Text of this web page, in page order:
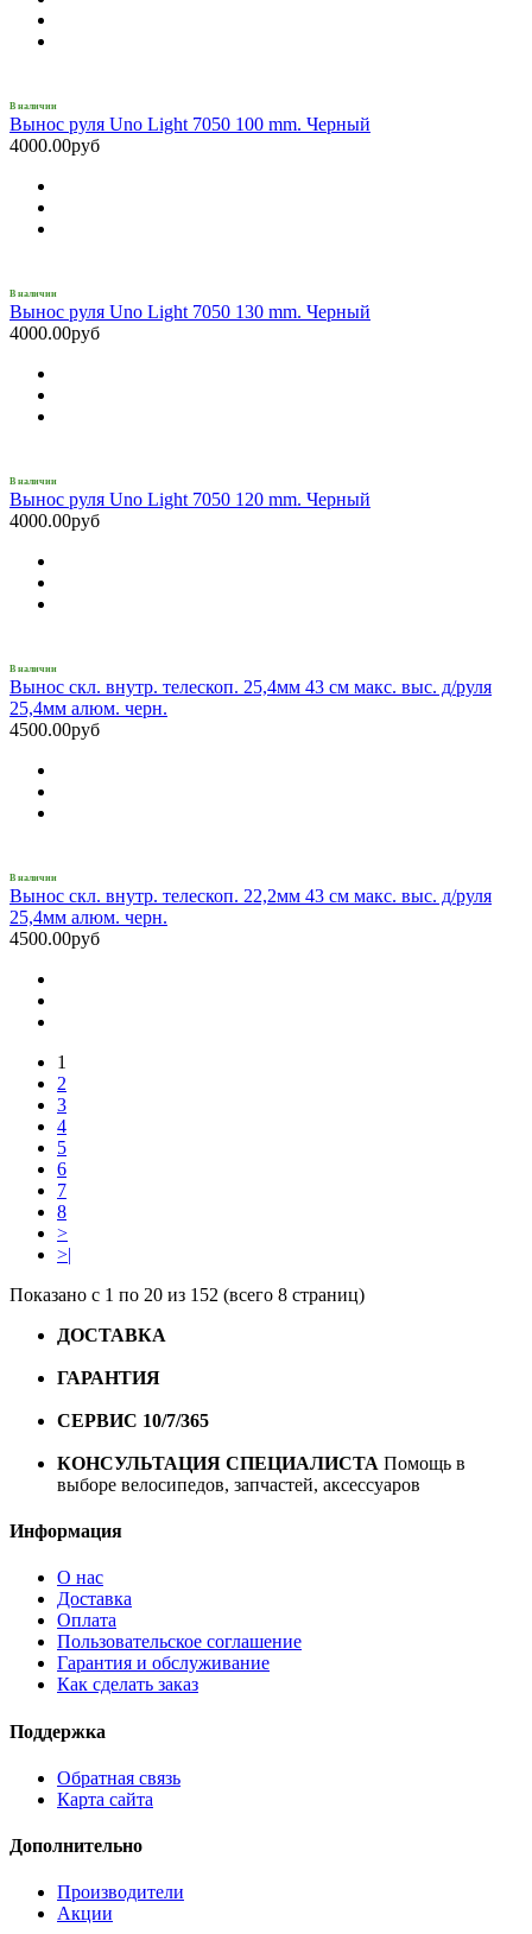
В наличии
Вынос руля Uno Light 7050 100 mm. Черный
4000.00руб
В наличии
Вынос руля Uno Light 7050 130 mm. Черный
4000.00руб
В наличии
Вынос руля Uno Light 7050 120 mm. Черный
4000.00руб
В наличии
Вынос скл. внутр. телескоп. 25,4мм 43 см макс. выс. д/руля
25,4мм алюм. черн.
4500.00руб
В наличии
Вынос скл. внутр. телескоп. 22,2мм 43 см макс. выс. д/руля
25,4мм алюм. черн.
4500.00руб
1
2
3
4
5
6
7
8
>
>|
Показано с 1 по 20 из 152 (всего 8 страниц)
ДОСТАВКА
ГАРАНТИЯ
СЕРВИС 10/7/365
КОНСУЛЬТАЦИЯ СПЕЦИАЛИСТА Помощь в
выборе велосипедов, запчастей, аксессуаров
Информация
О нас
Доставка
Оплата
Пользовательское соглашение
Гарантия и обслуживание
Как сделать заказ
Поддержка
Обратная связь
Карта сайта
Дополнительно
Производители
Акции